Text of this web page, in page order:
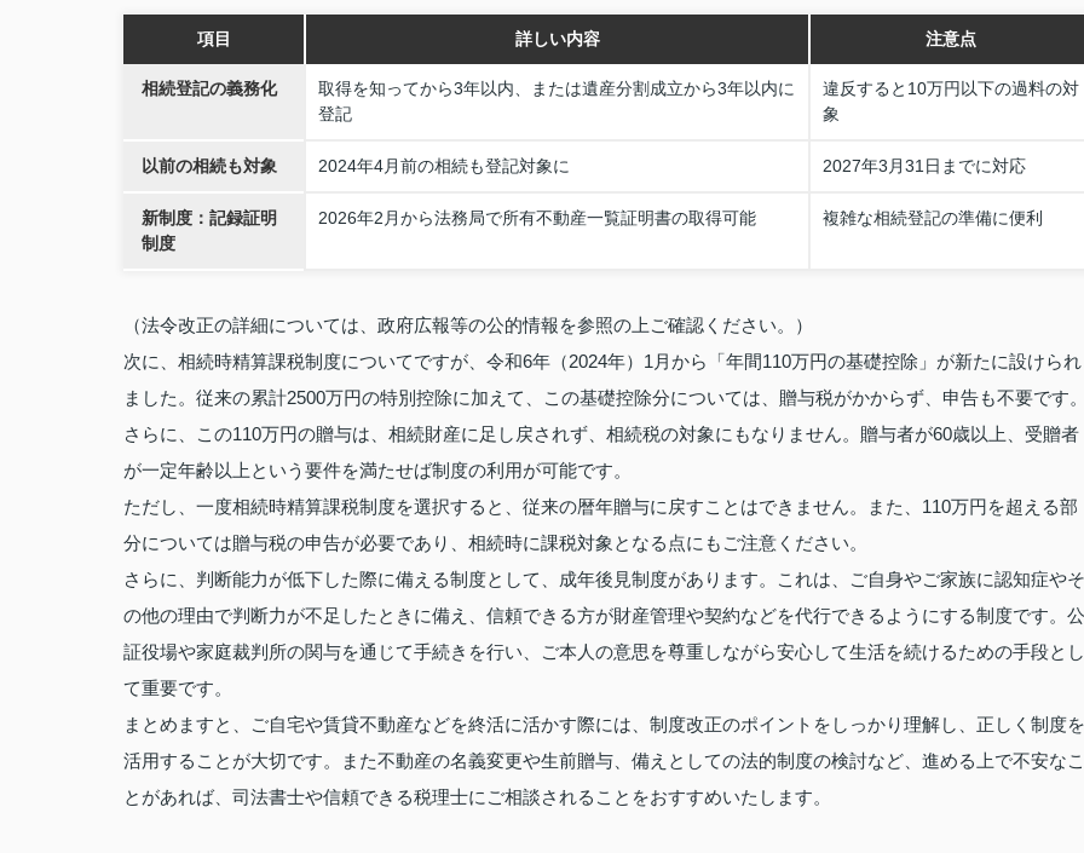
項目 詳しい内容 注意点
相続登記の義務化
取得を知ってから3年以内、または遺産分割成立から3年以内に
登記
違反すると10万円以下の過料の対
象
以前の相続も対象 2024年4月前の相続も登記対象に 2027年3月31日までに対応
新制度：記録証明
制度
2026年2月から法務局で所有不動産一覧証明書の取得可能 複雑な相続登記の準備に便利
（法令改正の詳細については、政府広報等の公的情報を参照の上ご確認ください。）
次に、相続時精算課税制度についてですが、令和6年（2024年）1月から「年間110万円の基礎控除」が新たに設けられ
ました。従来の累計2500万円の特別控除に加えて、この基礎控除分については、贈与税がかからず、申告も不要です
さらに、この110万円の贈与は、相続財産に足し戻されず、相続税の対象にもなりません。贈与者が60歳以上、受贈者
が一定年齢以上という要件を満たせば制度の利用が可能です。
ただし、一度相続時精算課税制度を選択すると、従来の暦年贈与に戻すことはできません。また、110万円を超える部
分については贈与税の申告が必要であり、相続時に課税対象となる点にもご注意ください。
さらに、判断能力が低下した際に備える制度として、成年後見制度があります。これは、ご自身やご家族に認知症やそ
の他の理由で判断力が不足したときに備え、信頼できる方が財産管理や契約などを代行できるようにする制度です。公
証役場や家庭裁判所の関与を通じて手続きを行い、ご本人の意思を尊重しながら安心して生活を続けるための手段とし
て重要です。
まとめますと、ご自宅や賃貸不動産などを終活に活かす際には、制度改正のポイントをしっかり理解し、正しく制度を
活用することが大切です。また不動産の名義変更や生前贈与、備えとしての法的制度の検討など、進める上で不安なこ
とがあれば、司法書士や信頼できる税理士にご相談されることをおすすめいたします。